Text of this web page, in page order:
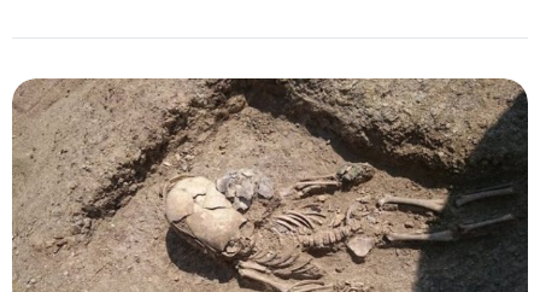
СССР
откопал
тело
на
вонземјанин
старо
13.000
години